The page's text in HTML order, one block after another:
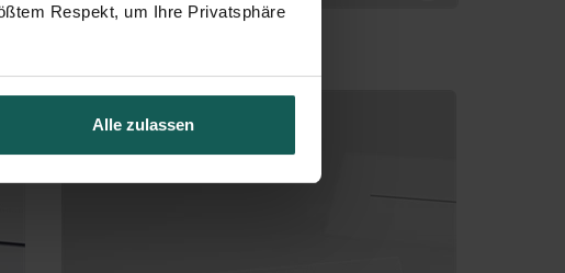
Respekt, um Ihre Privatsphäre
Alle zulassen